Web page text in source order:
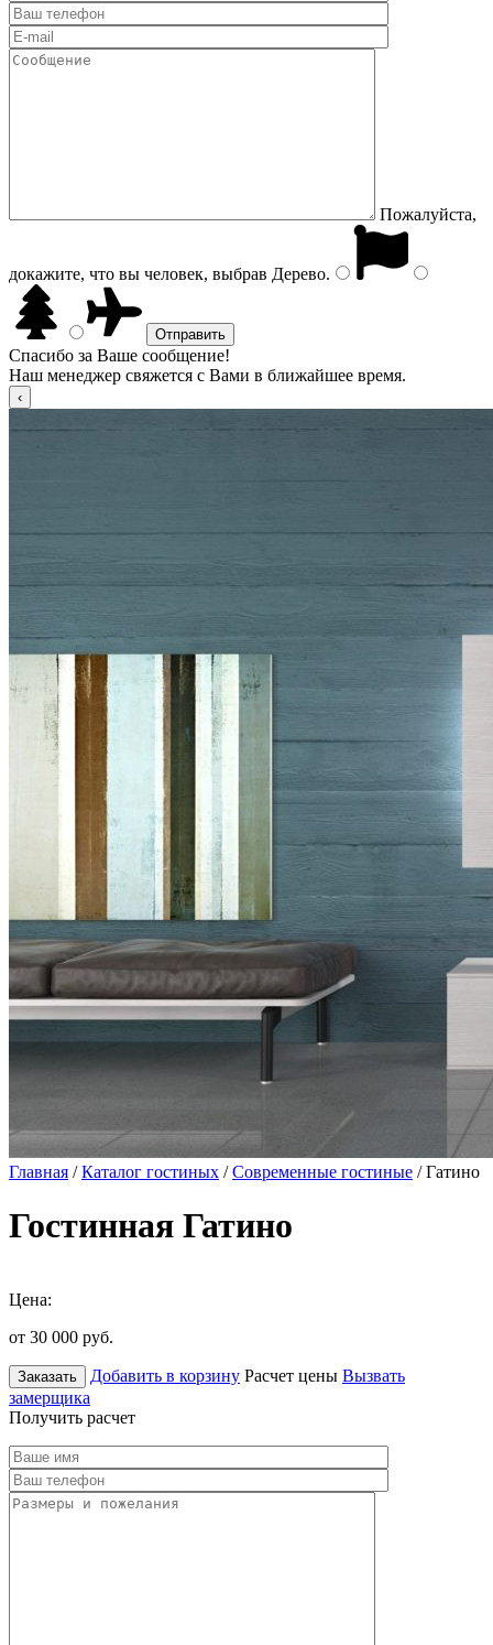
Пожалуйста,
докажите, что вы человек, выбрав Дерево.
Спасибо за Ваше сообщение!
Наш менеджер свяжется с Вами в ближайшее время.
Главная /Каталог гостиных /Современные гостиные / Гатино
Гостинная Гатино
Цена:
от 30 000 руб.
Заказать Добавить в корзину Расчет цены Вызвать
замерщика
Получить расчет